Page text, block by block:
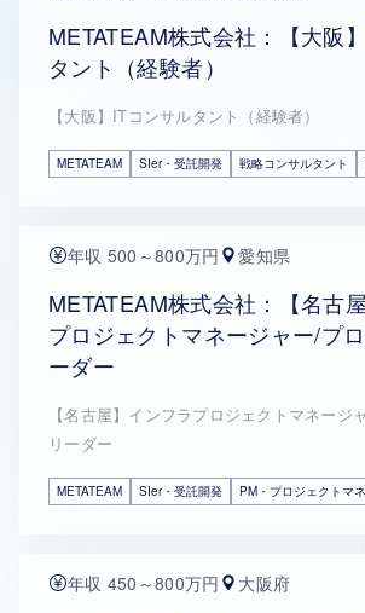
METATEAM株式会社：【大阪
タント（経験者）
【大阪】ITコンサルタント（経験者）
METATEAM SIer・受託開発 戦略コンサルタント
年収 500～800万円 愛知県
METATEAM株式会社：【名古
プロジェクトマネージャー/プ
ーダー
【名古屋】インフラプロジェクトマネージ
リーダー
METATEAM SIer・受託開発 PM・プロジェクトマ
年収 450～800万円 大阪府